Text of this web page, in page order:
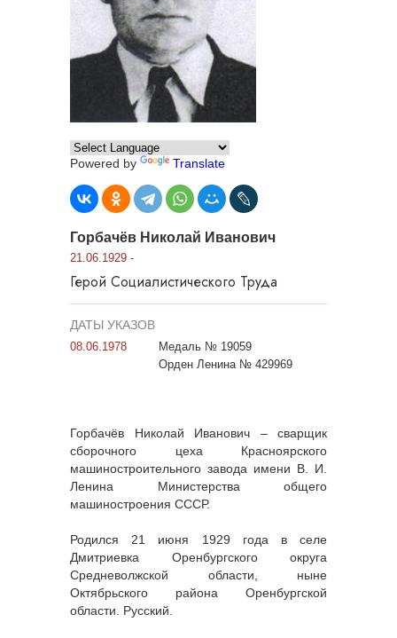
Powered by Translate
Горбачёв Николай Иванович
21.06.1929 -
Герой Социалистического Труда
ДАТЫ УКАЗОВ
08.06.1978
Медаль № 19059
Орден Ленина № 429969
Горбачёв Николай Иванович – сварщик
сборочного цеха Красноярского
машиностроительного завода имени В. И.
Ленина Министерства общего
машиностроения СССР.
Родился 21 июня 1929 года в селе
Дмитриевка Оренбургского округа
Средневолжской области, ныне
Октябрьского района Оренбургской
области. Русский.